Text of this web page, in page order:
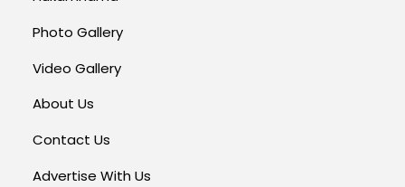
Photo Gallery
Video Gallery
About Us
Contact Us
Advertise With Us